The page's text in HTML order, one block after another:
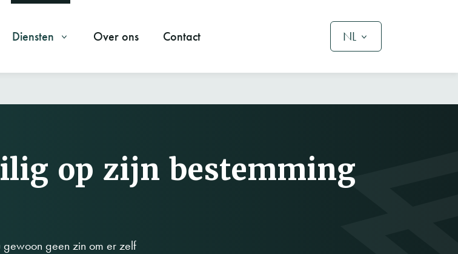
Diensten Over ons Contact NL
op zijn bestemming
gewoon geen zin om er zelf